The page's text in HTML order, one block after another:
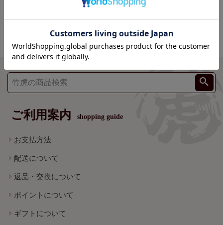
ご利用案内 shopping guide
お支払方法
配送について
返品・交換について
ポイントについて
ギフトについて